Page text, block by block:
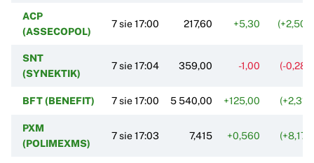
ACP
(ASSECOPOL)
7 sie 17:00 217,60 +5,30
SNT
(SYNEKTIK)
7 sie 17:04 359,00 -1,00 (-
BFT (BENEFIT) 7 sie 17:00 5 540,00 +125,00
PXM
(POLIMEXMS)
7 sie 17:03 7,415 +0,560